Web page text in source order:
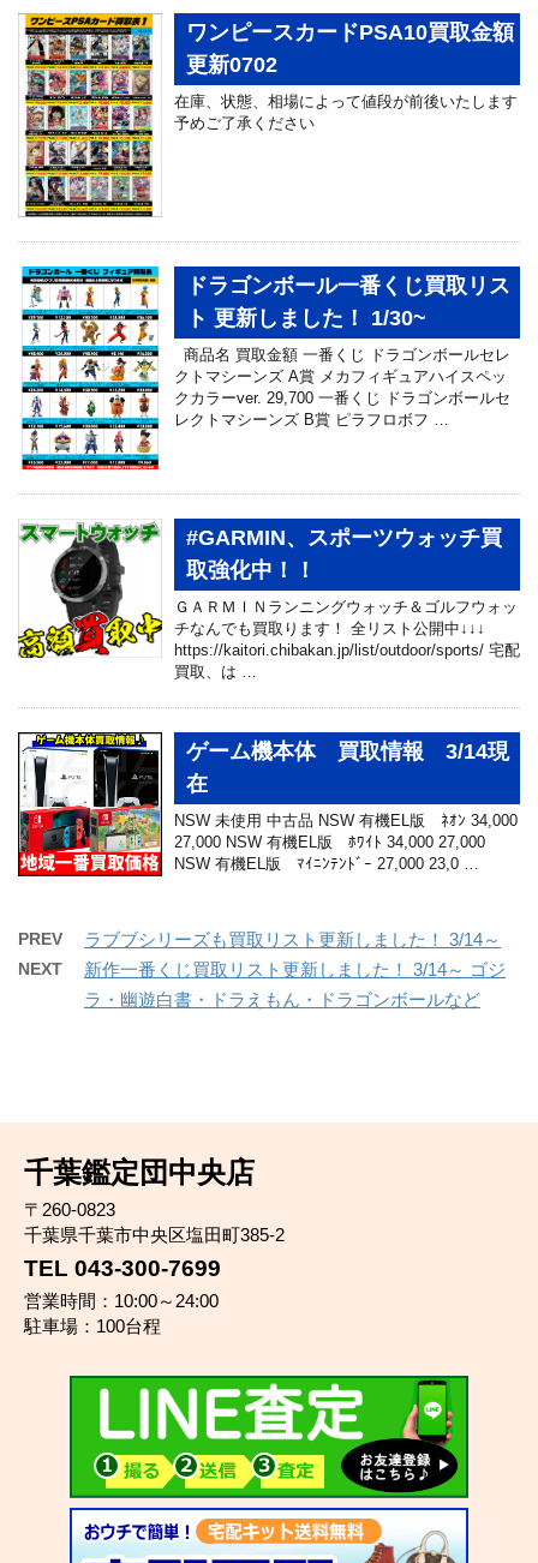
ワンピースカードPSA10買取金額
更新0702
在庫、状態、相場によって値段が前後いたします
予めご了承ください
ドラゴンボール一番くじ買取リス
ト 更新しました！ 1/30~
商品名 買取金額 一番くじ ドラゴンボールセレ
クトマシーンズ A賞 メカフィギュアハイスペッ
クカラーver. 29,700 一番くじ ドラゴンボールセ
レクトマシーンズ B賞 ピラフロボフ …
#GARMIN、スポーツウォッチ買
取強化中！！
ＧＡＲＭＩＮランニングウォッチ＆ゴルフウォッ
チなんでも買取ります！ 全リスト公開中↓↓↓
https://kaitori.chibakan.jp/list/outdoor/sports/ 宅配
買取、は …
ゲーム機本体 買取情報 3/14現
在
NSW 未使用 中古品 NSW 有機EL版 ﾈｵﾝ 34,000
27,000 NSW 有機EL版 ﾎﾜｲﾄ 34,000 27,000
NSW 有機EL版 ﾏｲﾆﾝﾃﾝﾄﾞｰ 27,000 23,0 …
PREV ラブブシリーズも買取リスト更新しました！ 3/14～
NEXT
新作一番くじ買取リスト更新しました！ 3/14～ ゴジ
ラ・幽遊白書・ドラえもん・ドラゴンボールなど
千葉鑑定団中央店
〒260-0823
千葉県千葉市中央区塩田町385-2
TEL 043-300-7699
営業時間：10:00～24:00
駐車場：100台程